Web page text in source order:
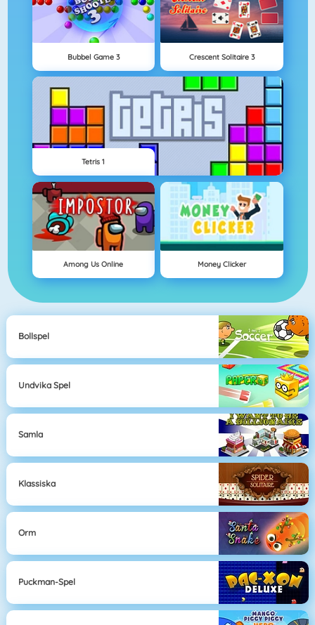
Bubbel Game 3 Crescent Solitaire 3
Tetris 1
Among Us Online Money Clicker
Bollspel
Undvika Spel
Samla
Klassiska
Orm
Puckman-Spel